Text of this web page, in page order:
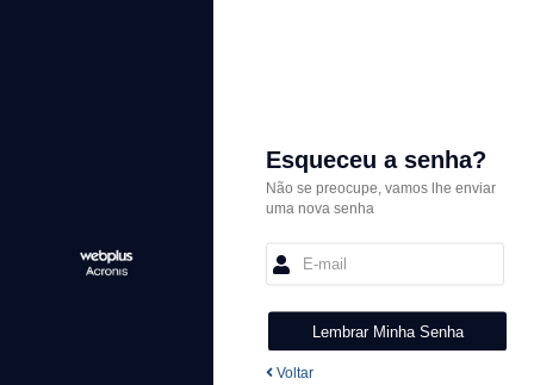
Esqueceu a senha?
Não se preocupe, vamos lhe enviar
uma nova senha
Voltar